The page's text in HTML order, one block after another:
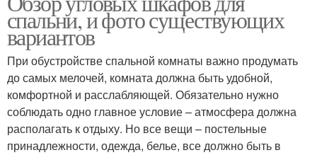
спальни, и фото существующих
вариантов
При обустройстве спальной комнаты важно продумать
до самых мелочей, комната должна быть удобной,
комфортной и расслабляющей. Обязательно нужно
соблюдать одно главное условие – атмосфера должна
располагать к отдыху. Но все вещи – постельные
принадлежности, одежда, белье, все должно быть в